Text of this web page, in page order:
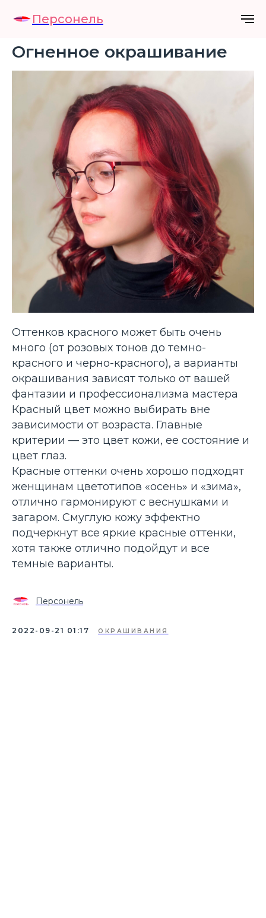
Персонель
Огненное окрашивание
Оттенков красного может быть очень
много (от розовых тонов до темно-
красного и черно-красного), а варианты
окрашивания зависят только от вашей
фантазии и профессионализма мастера
Красный цвет можно выбирать вне
зависимости от возраста. Главные
критерии — это цвет кожи, ее состояние и
цвет глаз.
Красные оттенки очень хорошо подходят
женщинам цветотипов «осень» и «зима»,
отлично гармонируют с веснушками и
загаром. Смуглую кожу эффектно
подчеркнут все яркие красные оттенки,
хотя также отлично подойдут и все
темные варианты.
Персонель
2022-09-21 01:17 ОКРАШИВАНИЯ